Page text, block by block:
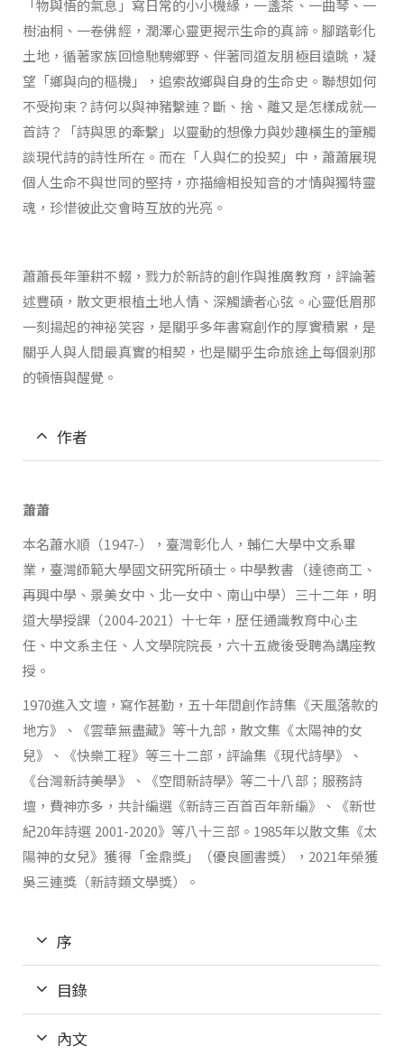
「物與悟的氣息」寫日常的小小機緣，一盞茶、一曲琴、一
樹油桐、一卷佛經，潤澤心靈更揭示生命的真諦。腳踏彰化
土地，循著家族回憶馳騁鄉野、伴著同道友朋極目遠眺，凝
望「鄉與向的樞機」，追索故鄉與自身的生命史。聯想如何
不受拘束？詩何以與神豬繫連？斷、捨、離又是怎樣成就一
首詩？「詩與思的牽繫」以靈動的想像力與妙趣橫生的筆觸
談現代詩的詩性所在。而在「人與仁的投契」中，蕭蕭展現
個人生命不與世同的堅持，亦描繪相投知音的才情與獨特靈
魂，珍惜彼此交會時互放的光亮。
蕭蕭長年筆耕不輟，戮力於新詩的創作與推廣教育，評論著
述豐碩，散文更根植土地人情、深觸讀者心弦。心靈低眉那
一刻揚起的神祕笑容，是關乎多年書寫創作的厚實積累，是
關乎人與人間最真實的相契，也是關乎生命旅途上每個剎那
的頓悟與醒覺。
作者
蕭蕭
本名蕭水順（1947-），臺灣彰化人，輔仁大學中文系畢
業，臺灣師範大學國文研究所碩士。中學教書（達德商工、
再興中學、景美女中、北一女中、南山中學）三十二年，明
道大學授課（2004-2021）十七年，歷任通識教育中心主
任、中文系主任、人文學院院長，六十五歲後受聘為講座教
授。
1970進入文壇，寫作甚勤，五十年間創作詩集《天風落款的
地方》、《雲華無盡藏》等十九部，散文集《太陽神的女
兒》、《快樂工程》等三十二部，評論集《現代詩學》、
《台灣新詩美學》、《空間新詩學》等二十八部；服務詩
壇，費神亦多，共計編選《新詩三百首百年新編》、《新世
紀20年詩選 2001-2020》等八十三部。1985年以散文集《太
陽神的女兒》獲得「金鼎獎」（優良圖書獎），2021年榮獲
吳三連獎（新詩類文學獎）。
序
目錄
內文